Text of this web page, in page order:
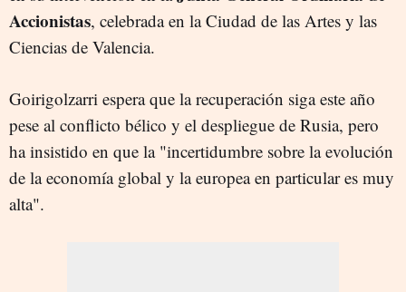
Accionistas, celebrada en la Ciudad de las Artes y las
Ciencias de Valencia.
Goirigolzarri espera que la recuperación siga este año
pese al conflicto bélico y el despliegue de Rusia, pero
ha insistido en que la "incertidumbre sobre la evolución
de la economía global y la europea en particular es muy
alta".